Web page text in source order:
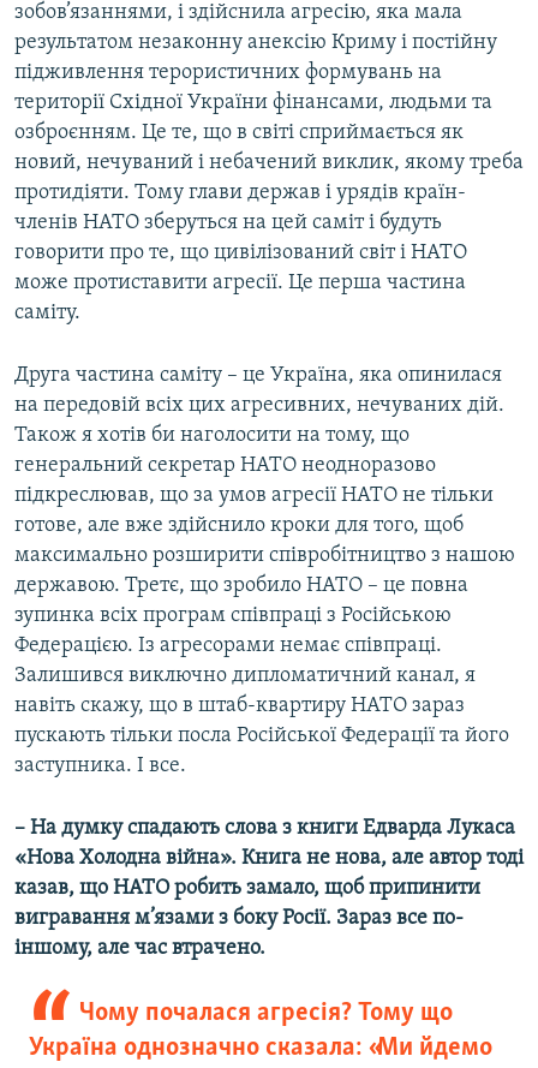
зобов’язаннями, і здійснила агресію, яка мала
результатом незаконну анексію Криму і постійну
підживлення терористичних формувань на
території Східної України фінансами, людьми та
озброєнням. Це те, що в світі сприймається як
новий, нечуваний і небачений виклик, якому треба
протидіяти. Тому глави держав і урядів країн-
членів НАТО зберуться на цей саміт і будуть
говорити про те, що цивілізований світ і НАТО
може протиставити агресії. Це перша частина
саміту.
Друга частина саміту – це Україна, яка опинилася
на передовій всіх цих агресивних, нечуваних дій.
Також я хотів би наголосити на тому, що
генеральний секретар НАТО неодноразово
підкреслював, що за умов агресії НАТО не тільки
готове, але вже здійснило кроки для того, щоб
максимально розширити співробітництво з нашою
державою. Третє, що зробило НАТО – це повна
зупинка всіх програм співпраці з Російською
Федерацією. Із агресорами немає співпраці.
Залишився виключно дипломатичний канал, я
навіть скажу, що в штаб-квартиру НАТО зараз
пускають тільки посла Російської Федерації та його
заступника. І все.
– На думку спадають слова з книги Едварда Лукаса
«Нова Холодна війна». Книга не нова, але автор тоді
казав, що НАТО робить замало, щоб припинити
вигравання м’язами з боку Росії. Зараз все по-
іншому, але час втрачено.
Чому почалася агресія? Тому що
Україна однозначно сказала: «Ми йдемо